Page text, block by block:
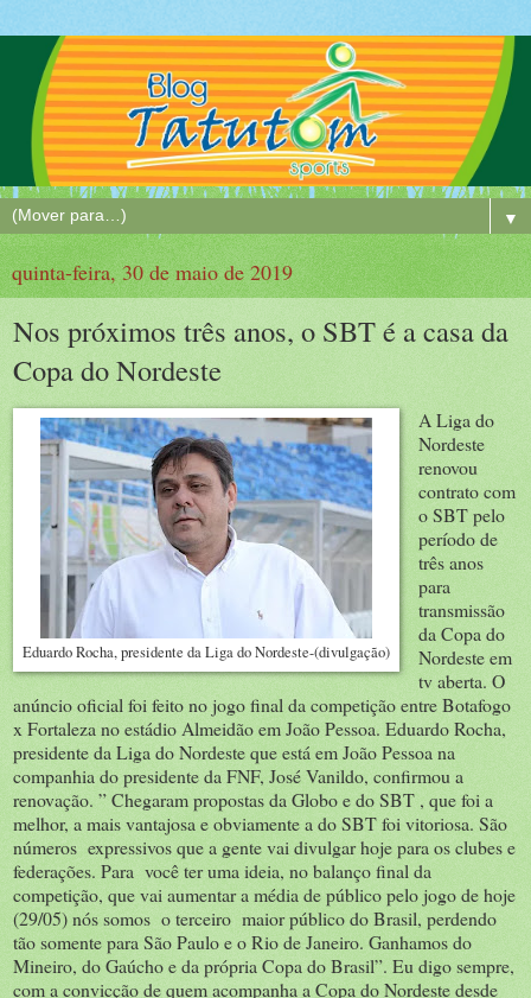
▼
quinta-feira, 30 de maio de 2019
Nos próximos três anos, o SBT é a casa da
Copa do Nordeste
Eduardo Rocha, presidente da Liga do Nordeste-(divulgação)
A Liga do
Nordeste
renovou
contrato com
o SBT pelo
período de
três anos
para
transmissão
da Copa do
Nordeste em
tv aberta. O
anúncio oficial foi feito no jogo final da competição entre Botafogo
x Fortaleza no estádio Almeidão em João Pessoa. Eduardo Rocha,
presidente da Liga do Nordeste que está em João Pessoa na
companhia do presidente da FNF, José Vanildo, confirmou a
renovação. ” Chegaram propostas da Globo e do SBT , que foi a
melhor, a mais vantajosa e obviamente a do SBT foi vitoriosa. São
números expressivos que a gente vai divulgar hoje para os clubes e
federações. Para você ter uma ideia, no balanço final da
competição, que vai aumentar a média de público pelo jogo de hoje
(29/05) nós somos o terceiro maior público do Brasil, perdendo
tão somente para São Paulo e o Rio de Janeiro. Ganhamos do
Mineiro, do Gaúcho e da própria Copa do Brasil”. Eu digo sempre,
com a convicção de quem acompanha a Copa do Nordeste desde